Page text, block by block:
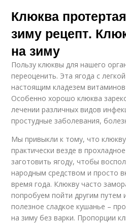
Клюква
зиму рецепт.
на зиму
Пользу клюквы для нашего
переоценить. Эта ягода с
настоящим кладезем
Особенно хорошо клюква
лечении различных видов
простудные заболевания,
Мы привыкли к тому, что
практически везде в
заготовить ягоду, чтобы
народным средством и просто
время года. Клюкву часто
попробуем пойти другим путем
полезное сладкое кушанье –
на зиму без варки. Пропорции